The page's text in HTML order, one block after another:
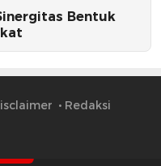
Bentuk
Redaksi